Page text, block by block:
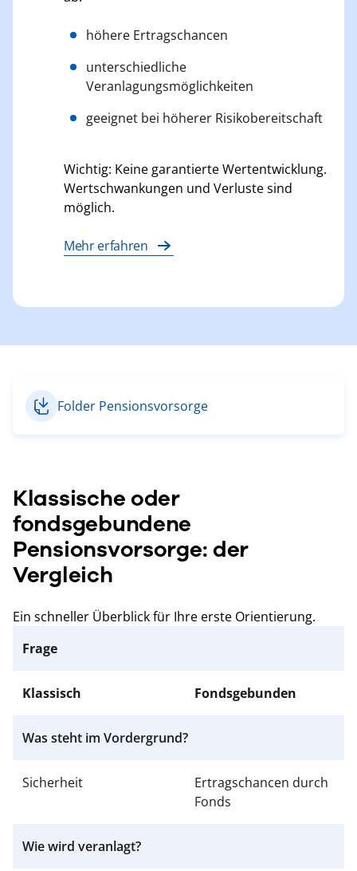
höhere Ertragschancen
unterschiedliche
Veranlagungsmöglichkeiten
geeignet bei höherer Risikobereitschaft
Wichtig: Keine garantierte Wertentwicklung.
Wertschwankungen und Verluste sind
möglich.
Mehr erfahren
Folder Pensionsvorsorge
Klassische oder
fondsgebundene
Pensionsvorsorge: der
Vergleich
Ein schneller Überblick für Ihre erste Orientierung.
Frage
Klassisch Fondsgebunden
Was steht im Vordergrund?
Sicherheit
Ertragschancen durch
Fonds
Wie wird veranlagt?